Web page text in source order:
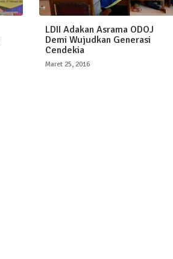
LDII Adakan Asrama ODOJ
Demi Wujudkan Generasi
Cendekia
Maret 25, 2016